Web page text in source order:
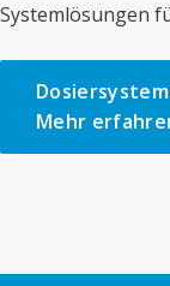
Systemlösungen
Mehr